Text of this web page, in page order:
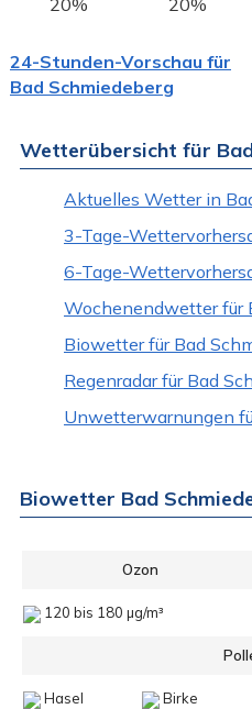
20% 20%
24-Stunden-Vorschau für
Bad Schmiedeberg
Wetterübersicht für
Aktuelles Wetter in
3-Tage-
6-Tage-
Wochenendwetter für
Biowetter für Bad
Regenradar für Bad
Unwetterwarnungen
Biowetter Bad
Ozon
120 bis 180 µg/m³
Hasel Birke